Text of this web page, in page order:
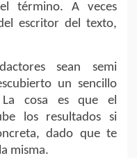
término. A veces
escritor del texto,
sean semi
un sencillo
La cosa es que el
los resultados si
dado que te
misma.